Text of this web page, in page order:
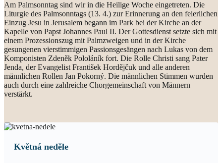
Am Palmsonntag sind wir in die Heilige Woche eingetreten. Die
Liturgie des Palmsonntags (13. 4.) zur Erinnerung an den feierlichen
Einzug Jesu in Jerusalem begann im Park bei der Kirche an der
Kapelle von Papst Johannes Paul II. Der Gottesdienst setzte sich mit
einem Prozessionszug mit Palmzweigen und in der Kirche
gesungenen vierstimmigen Passionsgesängen nach Lukas von dem
Komponisten Zdeněk Pololáník fort. Die Rolle Christi sang Pater
Jenda, der Evangelist František Hordějčuk und alle anderen
männlichen Rollen Jan Pokorný. Die männlichen Stimmen wurden
auch durch eine zahlreiche Chorgemeinschaft von Männern
verstärkt.
Květná neděle